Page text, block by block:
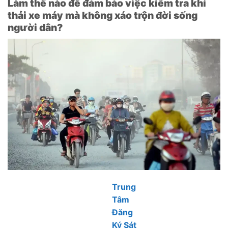
Làm thế nào để đảm bảo việc kiểm tra khí
thải xe máy mà không xáo trộn đời sống
người dân?
Trung
Tâm
Đăng
Ký Sát